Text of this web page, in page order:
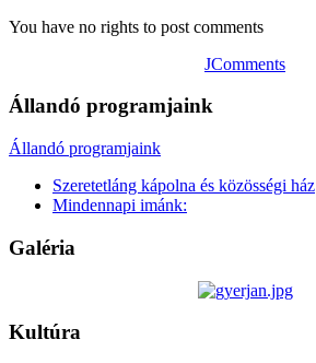
You have no rights to post comments
JComments
Állandó programjaink
Állandó programjaink
Szeretetláng kápolna és közösségi ház
Mindennapi imánk:
Galéria
Kultúra